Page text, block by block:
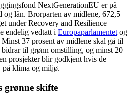
NextGenerationEU er på
og lån. Brorparten av midlene, 672,5
under Recovery and Resilience
endelig vedtatt i Europaparlamentet og
Minst 37 prosent av midlene skal gå til
til grønn omstilling, og minst 20
prosjekter blir godkjent hvis de
på klima og miljø.
grønne skifte